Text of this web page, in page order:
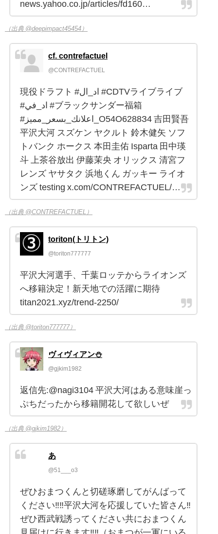
news.yahoo.co.jp/articles/fd160…
（出典 @deepimpact45454）
cf. contrefactuel
@CONTREFACTUEL
現役ドラフト #اد_ال #CDTVライブライブ
#اد_في #ブラックサンダー福箱
#اعلانك_بسعر_مميز_О54О6288З4 吉田賢吾
平沢大河 スズケン ヤクルト 鈴木健矢 ソフ
トバンク ホークス 本田圭佑 Isparta 田中瑛
斗 上茶谷放出 伊藤茉央 オリックス 清宮フ
レンズ ヤサタク 浜地くん ガッキー ライオ
ンズ testing x.com/CONTREFACTUEL/…
（出典 @CONTREFACTUEL）
toriton(トリトン)
@toriton777777
平沢大河選手、千葉ロッテからライオンズ
へ移籍決定！新天地での活躍に期待
titan2021.xyz/trend-2250/
（出典 @toriton777777）
ヴィヴィアン⛄
@gjkim1982
返信先:@nagi3104 平沢大河はある意味崖っ
ぷちだったから移籍開花して欲しいぜ
（出典 @gjkim1982）
あ
@51___o3
ぜひおまつくんと切磋琢磨してがんばって
ください‼️‼️平沢大河を応援していた皆さん‼️
ぜひ西武戦誘ってください共におまつくん